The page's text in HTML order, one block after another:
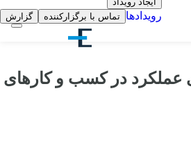
رویدادها تماس با برگزارکننده گزارش
در کسب و کارهای